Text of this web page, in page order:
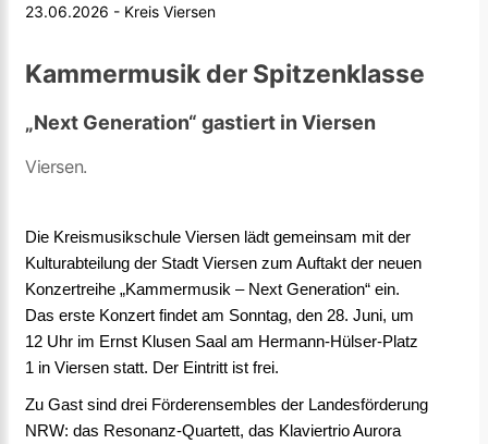
23.06.2026 - Kreis Viersen
Kammermusik der Spitzenklasse
„Next Generation“ gastiert in Viersen
Viersen.
Die Kreismusikschule Viersen lädt gemeinsam mit der
Kulturabteilung der Stadt Viersen zum Auftakt der neuen
Konzertreihe „Kammermusik – Next Generation“ ein.
Das erste Konzert findet am Sonntag, den 28. Juni, um
12 Uhr im Ernst Klusen Saal am Hermann-Hülser-Platz
1 in Viersen statt. Der Eintritt ist frei.
Zu Gast sind drei Förderensembles der Landesförderung
NRW: das Resonanz-Quartett, das Klaviertrio Aurora